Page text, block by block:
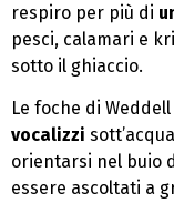
respiro per più di
pesci, calamari e
sotto il ghiaccio.
Le foche di
vocalizzi
orientarsi nel buio
essere ascoltati a